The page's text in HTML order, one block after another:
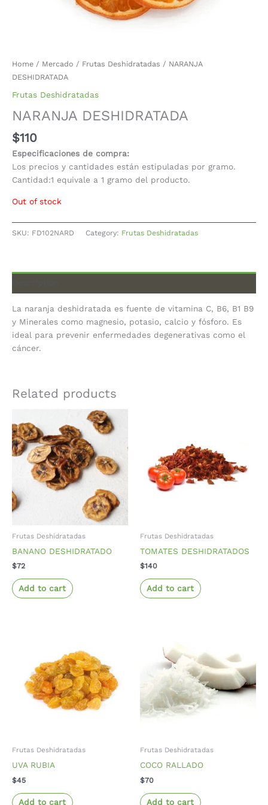
Home / Mercado / Frutas Deshidratadas / NARANJA
DESHIDRATADA
Frutas Deshidratadas
NARANJA DESHIDRATADA
$110
Especificaciones de compra:
Los precios y cantidades están estipuladas por gramo.
Cantidad:1 equivale a 1 gramo del producto.
Out of stock
SKU: FD102NARD Category: Frutas Deshidratadas
La naranja deshidratada es fuente de vitamina C, B6, B1 B9
y Minerales como magnesio, potasio, calcio y fósforo. Es
ideal para prevenir enfermedades degenerativas como el
cáncer.
Related products
Frutas Deshidratadas
BANANO DESHIDRATADO
$72
Add to cart
Frutas Deshidratadas
TOMATES DESHIDRATADOS
$140
Add to cart
Frutas Deshidratadas
UVA RUBIA
$45
Add to cart
Frutas Deshidratadas
COCO RALLADO
$70
Add to cart